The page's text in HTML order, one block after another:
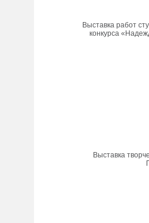
Выставка работ
конкурса
Выставка